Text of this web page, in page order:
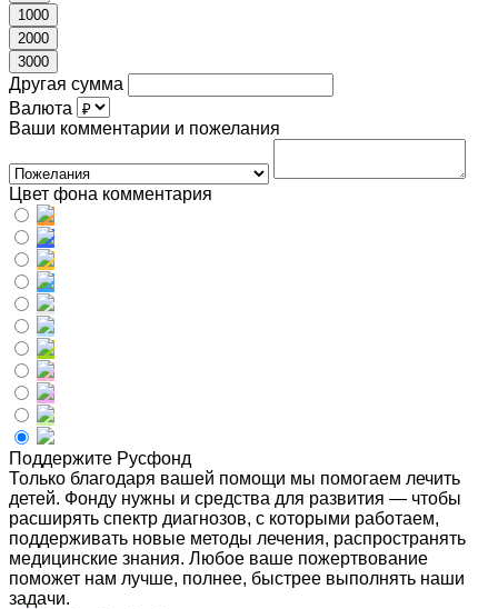
1000
2000
3000
Другая сумма
Валюта
Ваши комментарии и пожелания
Цвет фона комментария
Поддержите Русфонд
Только благодаря вашей помощи мы помогаем лечить
детей. Фонду нужны и средства для развития — чтобы
расширять спектр диагнозов, с которыми работаем,
поддерживать новые методы лечения, распространять
медицинские знания. Любое ваше пожертвование
поможет нам лучше, полнее, быстрее выполнять наши
задачи.